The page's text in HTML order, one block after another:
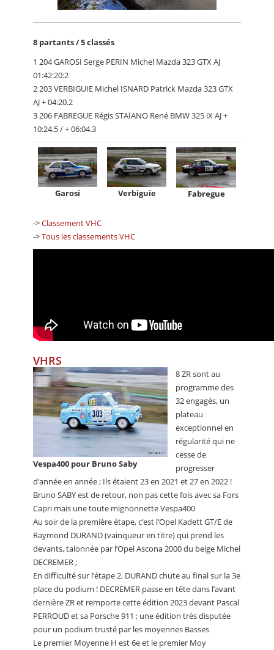
8 partants / 5 classés
1 204 GAROSI Serge PERIN Michel Mazda 323 GTX AJ
01:42:20:2
2 203 VERBIGUIE Michel ISNARD Patrick Mazda 323 GTX
AJ + 04:20.2
3 206 FABREGUE Régis STAÏANO René BMW 325 iX AJ +
10:24.5 / + 06:04.3
Garosi Verbiguie Fabregue
->Classement VHC
->Tous les classements VHC
VHRS
Vespa400 pour Bruno Saby
8 ZR sont au
programme des
32 engagés, un
plateau
exceptionnel en
régularité qui ne
cesse de
progresser
d’année en année ; Ils étaient 23 en 2021 et 27 en 2022 !
Bruno SABY est de retour, non pas cette fois avec sa Fors
Capri mais une toute mignonnette Vespa400
Au soir de la première étape, c’est l’Opel Kadett GT/E de
Raymond DURAND (vainqueur en titre) qui prend les
devants, talonnée par l’Opel Ascona 2000 du belge Michel
DECREMER ;
En difficulté sur l’étape 2, DURAND chute au final sur la 3e
place du podium ! DECREMER passe en tête dans l’avant
dernière ZR et remporte cette édition 2023 devant Pascal
PERROUD et sa Porsche 911 ; une édition très disputée
pour un podium trusté par les moyennes Basses
Le premier Moyenne H est 6e et le premier Moy